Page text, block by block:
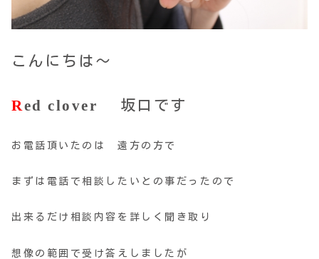
こんにちは～
Red clover 坂口です
お電話頂いたのは 遠方の方で
まずは電話で相談したいとの事だったので
出来るだけ相談内容を詳しく聞き取り
想像の範囲で受け答えしましたが